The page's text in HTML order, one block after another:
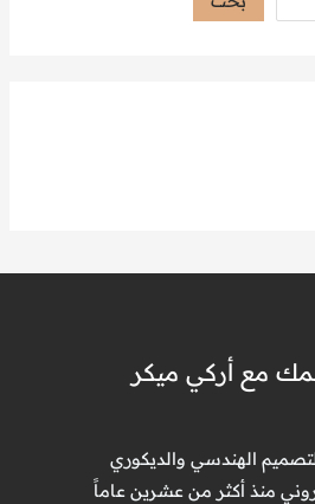
مع أركي ميكر
الهندسي والديكوري
منذ أكثر من عشرين عاماً